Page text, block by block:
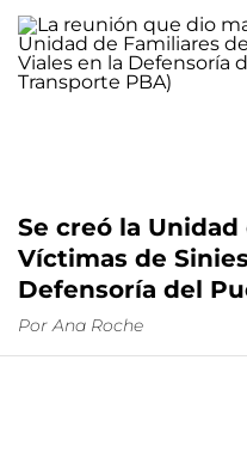
Se creó la
Víctimas de
Defensoría del
Por Ana Roche